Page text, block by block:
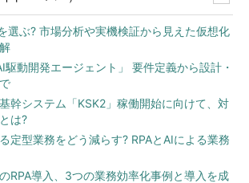
選ぶ? 市場分析や実機検証から見えた仮想化
駆動開発エージェント」 要件定義から設計・
幹システム「KSK2」稼働開始に向けて、対
は?
定型業務をどう減らす? RPAとAIによる業務
RPA導入、3つの業務効率化事例と導入を成